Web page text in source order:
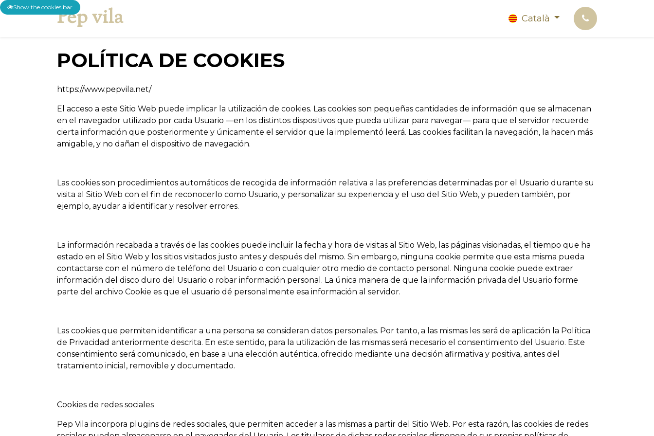
Pep vila Català
POLÍTICA DE COOKIES
https://www.pepvila.net/
El acceso a este Sitio Web puede implicar la utilización de cookies. Las cookies son pequeñas cantidades de información que se almacenan
en el navegador utilizado por cada Usuario —en los distintos dispositivos que pueda utilizar para navegar— para que el servidor recuerde
cierta información que posteriormente y únicamente el servidor que la implementó leerá. Las cookies facilitan la navegación, la hacen más
amigable, y no dañan el dispositivo de navegación.
Las cookies son procedimientos automáticos de recogida de información relativa a las preferencias determinadas por el Usuario durante su
visita al Sitio Web con el fin de reconocerlo como Usuario, y personalizar su experiencia y el uso del Sitio Web, y pueden también, por
ejemplo, ayudar a identificar y resolver errores.
La información recabada a través de las cookies puede incluir la fecha y hora de visitas al Sitio Web, las páginas visionadas, el tiempo que ha
estado en el Sitio Web y los sitios visitados justo antes y después del mismo. Sin embargo, ninguna cookie permite que esta misma pueda
contactarse con el número de teléfono del Usuario o con cualquier otro medio de contacto personal. Ninguna cookie puede extraer
información del disco duro del Usuario o robar información personal. La única manera de que la información privada del Usuario forme
parte del archivo Cookie es que el usuario dé personalmente esa información al servidor.
Las cookies que permiten identificar a una persona se consideran datos personales. Por tanto, a las mismas les será de aplicación la Política
de Privacidad anteriormente descrita. En este sentido, para la utilización de las mismas será necesario el consentimiento del Usuario. Este
consentimiento será comunicado, en base a una elección auténtica, ofrecido mediante una decisión afirmativa y positiva, antes del
tratamiento inicial, removible y documentado.
Cookies de redes sociales
Pep Vila incorpora plugins de redes sociales, que permiten acceder a las mismas a partir del Sitio Web. Por esta razón, las cookies de redes
Show the cookies bar